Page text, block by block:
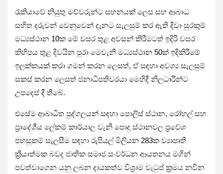
රැකියාවේ නියුතු මව්වරුන්ට සහනයක් ලෙස සහ ආබාධ
සහිත දරුවන් වෙනුවෙන් දැනට සැලසුම් කර ඇති දිවා සුරකුම්
මධ්‍යස්ථාන 10ක මේ වසර තුළ අවසන් කිරීමටත් ඉදිරි වසර
කිහිපය තුළ දිවයින පුරා මෙවැනි මධ්‍යස්ථාන 50ක් ඉදිකිරීමේ
ඉලක්කයක් කරා ගමන් කරන ලෙසත්, ඒ සඳහා අවශ්‍ය සැලසුම්
සකස් කරන ලෙසත් ජනාධිපතිවරයා මෙහිදී නිලධාරීන්ට
උපදෙස් දී තිබේ.
එසේම ආබාධිත පුද්ගලයන් සඳහා පොලිස් ස්ථාන, රෝහල් සහ
ප්‍රාදේශීය ලේකම් කාර්යාල වැනි පොදු ස්ථානවල ප්‍රවේශ
පහසුකම් සැලසීම සඳහා රුපියල් මිලියන 283ක ව්‍යාපෘති
ක්‍රියාත්මක බවද ජාතික සමාජ සංවර්ධන ආයතනය මගින්
පවත්වාගෙන යනු ලබන දායකත්ව විශ්‍රාම වැටුප් ක්‍රමය නවීන